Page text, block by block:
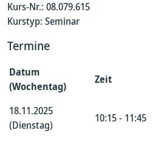
Kurs-Nr.: 08.079.615
Kurstyp: Seminar
Termine
Datum
(Wochentag)
Zeit
18.11.2025
(Dienstag)
10:15 - 11:45